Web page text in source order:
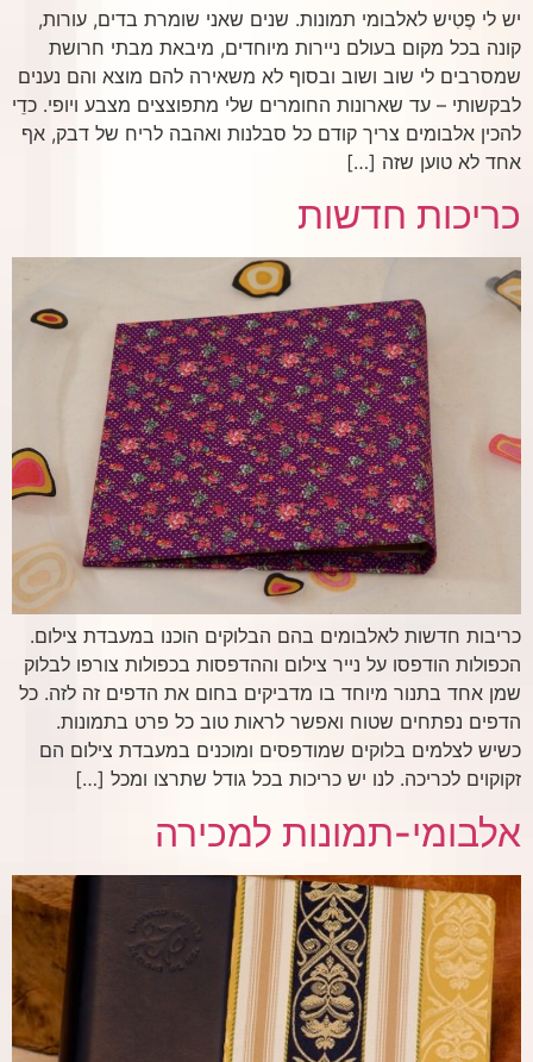
יש לי פֶטִיש לאלבומי תמונות. שנים שאני שומרת בדים, עורות,
קונה בכל מקום בעולם ניירות מיוחדים, מיבאת מבתי חרושת
שמסרבים לי שוב ושוב ובסוף לא משאירה להם מוצא והם נענים
לבקשותי – עד שארונות החומרים שלי מתפוצצים מצבע ויופי. כדֵי
להכין אלבומים צריך קודם כל סבלנות ואהבה לריח של דבק, אף
אחד לא טוען שזה […]
כריכות חדשות
כריבות חדשות לאלבומים בהם הבלוקים הוכנו במעבדת צילום.
הכפולות הודפסו על נייר צילום וההדפסות בכפולות צורפו לבלוק
שמן אחד בתנור מיוחד בו מדביקים בחום את הדפים זה לזה. כל
הדפים נפתחים שטוח ואפשר לראות טוב כל פרט בתמונות.
כשיש לצלמים בלוקים שמודפסים ומוכנים במעבדת צילום הם
זקוקוים לכריכה. לנו יש כריכות בכל גודל שתרצו ומכל […]
אלבומי-תמונות למכירה